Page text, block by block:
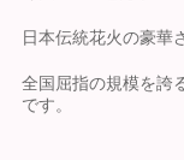
日本伝統花火の豪華
全国屈指の規模を誇
です。